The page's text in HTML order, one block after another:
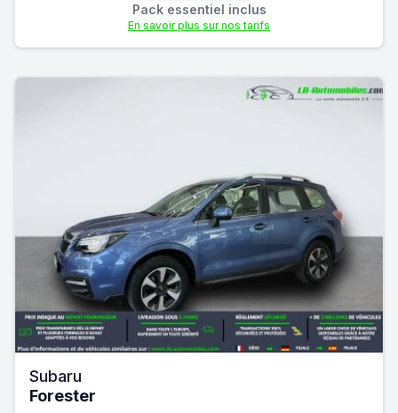
Pack essentiel inclus
En savoir plus sur nos tarifs
Subaru
Forester